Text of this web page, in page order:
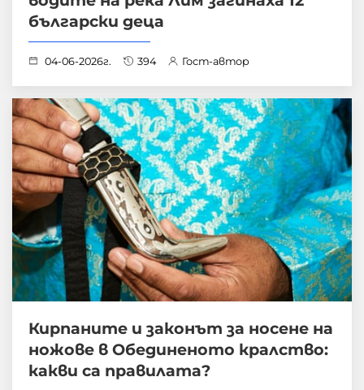
български деца
04-06-2026г. 394 Гост-автор
Кирпаните и законът за носене на
ножове в Обединеното кралство:
какви са правилата?